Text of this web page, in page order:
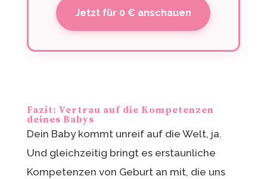
Jetzt für 0 € anschauen
Fazit: Vertrau auf die Kompetenzen
deines Babys
Dein Baby kommt unreif auf die Welt, ja.
Und gleichzeitig bringt es erstaunliche
Kompetenzen von Geburt an mit, die uns